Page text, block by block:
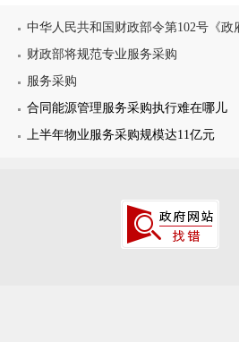
中华人民共和国财政部令第102号《政
财政部将规范专业服务采购
服务采购
合同能源管理服务采购执行难在哪儿
上半年物业服务采购规模达11亿元